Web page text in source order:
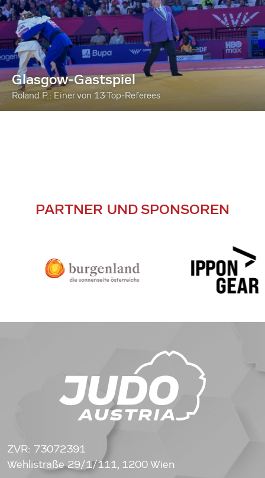
Glasgow-Gastspiel
Roland P.: Einer von 13 Top-Referees
PARTNER UND SPONSOREN
ZVR: 73072391
Wehlistraße 29/1/111, 1200 Wien